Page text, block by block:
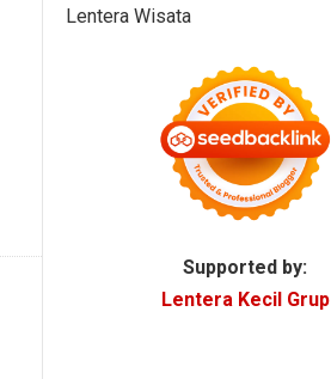
Lentera Wisata
Supported by:
Lentera Kecil Grup